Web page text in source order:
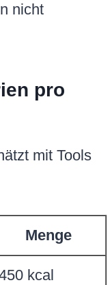
nicht
pro
mit Tools
Menge
kcal